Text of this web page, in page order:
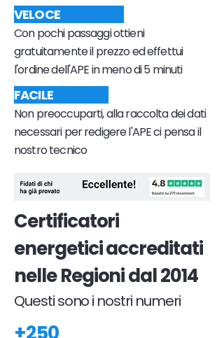
VELOCE
Con pochi passaggi ottieni
gratuitamente il prezzo ed effettui
l'ordine dell'APE in meno di 5 minuti
FACILE
Non preoccuparti, alla raccolta dei dati
necessari per redigere l'APE ci pensa il
nostro tecnico
Certificatori
energetici accreditati
nelle Regioni dal 2014
Questi sono i nostri numeri
+250